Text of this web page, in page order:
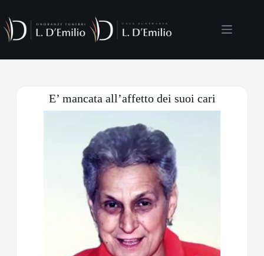
E’ mancata all’affetto dei suoi cari